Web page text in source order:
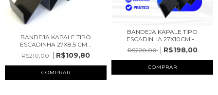
BANDEJA KAPALE TIPO
ESCADINHA 27X8,5 CM...
R$210,00
R$109,80
COMPRAR
BANDEJA KAPALE TIPO
ESCADINHA 27X10CM -...
R$220,00
R$198,00
COMPRAR